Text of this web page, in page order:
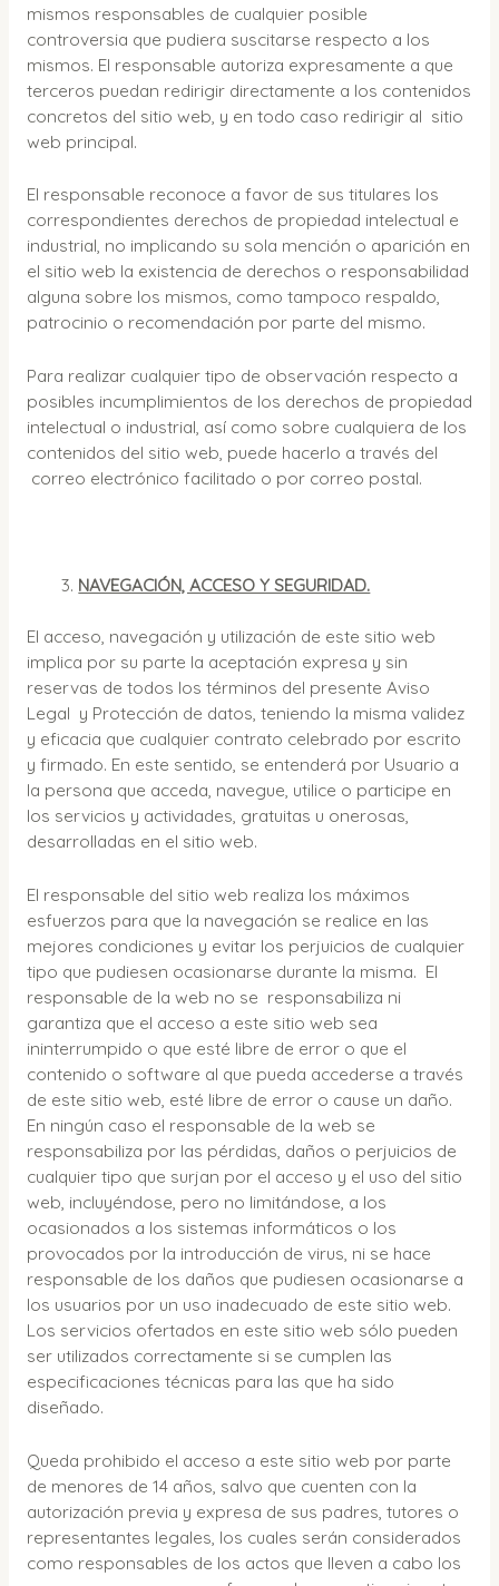
mismos responsables de cualquier posible
controversia que pudiera suscitarse respecto a los
mismos. El responsable autoriza expresamente a que
terceros puedan redirigir directamente a los contenidos
concretos del sitio web, y en todo caso redirigir al sitio
web principal.
El responsable reconoce a favor de sus titulares los
correspondientes derechos de propiedad intelectual e
industrial, no implicando su sola mención o aparición en
el sitio web la existencia de derechos o responsabilidad
alguna sobre los mismos, como tampoco respaldo,
patrocinio o recomendación por parte del mismo.
Para realizar cualquier tipo de observación respecto a
posibles incumplimientos de los derechos de propiedad
intelectual o industrial, así como sobre cualquiera de los
contenidos del sitio web, puede hacerlo a través del
correo electrónico facilitado o por correo postal.
NAVEGACIÓN, ACCESO Y SEGURIDAD.
El acceso, navegación y utilización de este sitio web
implica por su parte la aceptación expresa y sin
reservas de todos los términos del presente Aviso
Legal y Protección de datos, teniendo la misma validez
y eficacia que cualquier contrato celebrado por escrito
y firmado. En este sentido, se entenderá por Usuario a
la persona que acceda, navegue, utilice o participe en
los servicios y actividades, gratuitas u onerosas,
desarrolladas en el sitio web.
El responsable del sitio web realiza los máximos
esfuerzos para que la navegación se realice en las
mejores condiciones y evitar los perjuicios de cualquier
tipo que pudiesen ocasionarse durante la misma. El
responsable de la web no se responsabiliza ni
garantiza que el acceso a este sitio web sea
ininterrumpido o que esté libre de error o que el
contenido o software al que pueda accederse a través
de este sitio web, esté libre de error o cause un daño.
En ningún caso el responsable de la web se
responsabiliza por las pérdidas, daños o perjuicios de
cualquier tipo que surjan por el acceso y el uso del sitio
web, incluyéndose, pero no limitándose, a los
ocasionados a los sistemas informáticos o los
provocados por la introducción de virus, ni se hace
responsable de los daños que pudiesen ocasionarse a
los usuarios por un uso inadecuado de este sitio web.
Los servicios ofertados en este sitio web sólo pueden
ser utilizados correctamente si se cumplen las
especificaciones técnicas para las que ha sido
diseñado.
Queda prohibido el acceso a este sitio web por parte
de menores de 14 años, salvo que cuenten con la
autorización previa y expresa de sus padres, tutores o
representantes legales, los cuales serán considerados
como responsables de los actos que lleven a cabo los